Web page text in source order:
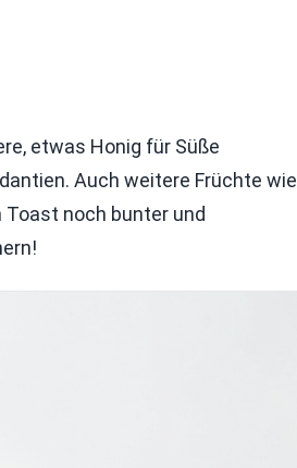
etwas Honig für Süße
Auch weitere Früchte wie
Toast noch bunter und